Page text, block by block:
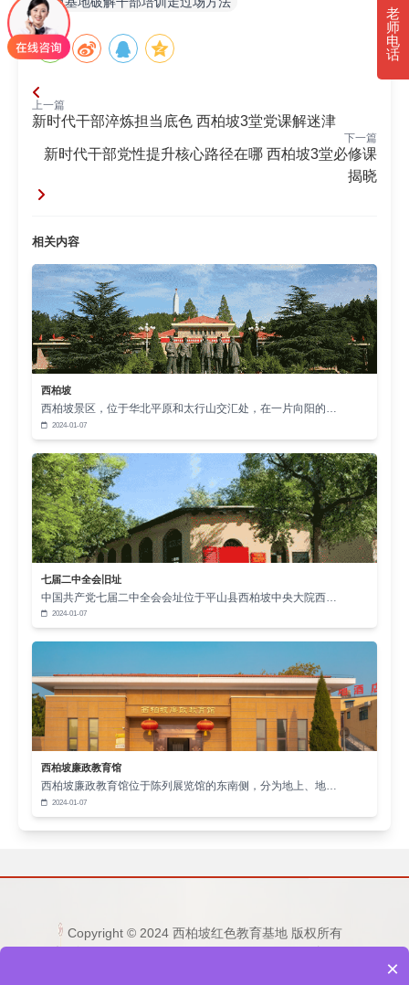
动探寻。不是让干部当观众，是让他们当参与者。从
史料研读里挖本质，从情境复盘里找共鸣。每一步，
都走得扎实。没有花架子，只有真东西。
落地生根，校准行动坐标
培训的最终目的，是指导实践。如果学归学，做
归做，这样的干部培训意义何在？西柏坡把红色精神
和当下工作结合。不是空喊口号，是引导干部思考。
何把红色经验，用到解决实际问题中去。让培训的成
果，真正落地。让红色基地的培训，不再是一场空
谈。
学用结合，才是根本。
干部培训告别走过场，从来不是一句空话。需要
找对方法，找对路径。西柏坡的3个妙招，给了我们启
示。只有真正触动思想，真正融入实践，才能让培训
入脑入心，才能让干部真正成长。这，才是干部培训
的应有之义。难道不是吗？
文章来源：本站原创 作者：崔老师
上一篇
新时代干部淬炼担当底色 西柏坡3堂党课解迷津
下一篇
新时代干部党性提升核心路径在哪 西柏坡3堂必修课
揭晓
相关内容
西柏坡
西柏坡景区，位于华北平原和太行山交汇处，在一片向阳的…
2024-01-07
七届二中全会旧址
中国共产党七届二中全会会址位于平山县西柏坡中央大院西…
2024-01-07
西柏坡廉政教育馆
西柏坡廉政教育馆位于陈列展览馆的东南侧，分为地上、地…
2024-01-07
Copyright © 2024 西柏坡红色教育基地 版权所有
老
师
电
话
×